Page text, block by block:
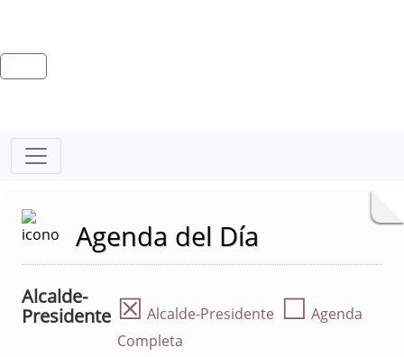
Agenda del Día
Alcalde-
Presidente ☒ Alcalde-Presidente ☐ Agenda
Completa